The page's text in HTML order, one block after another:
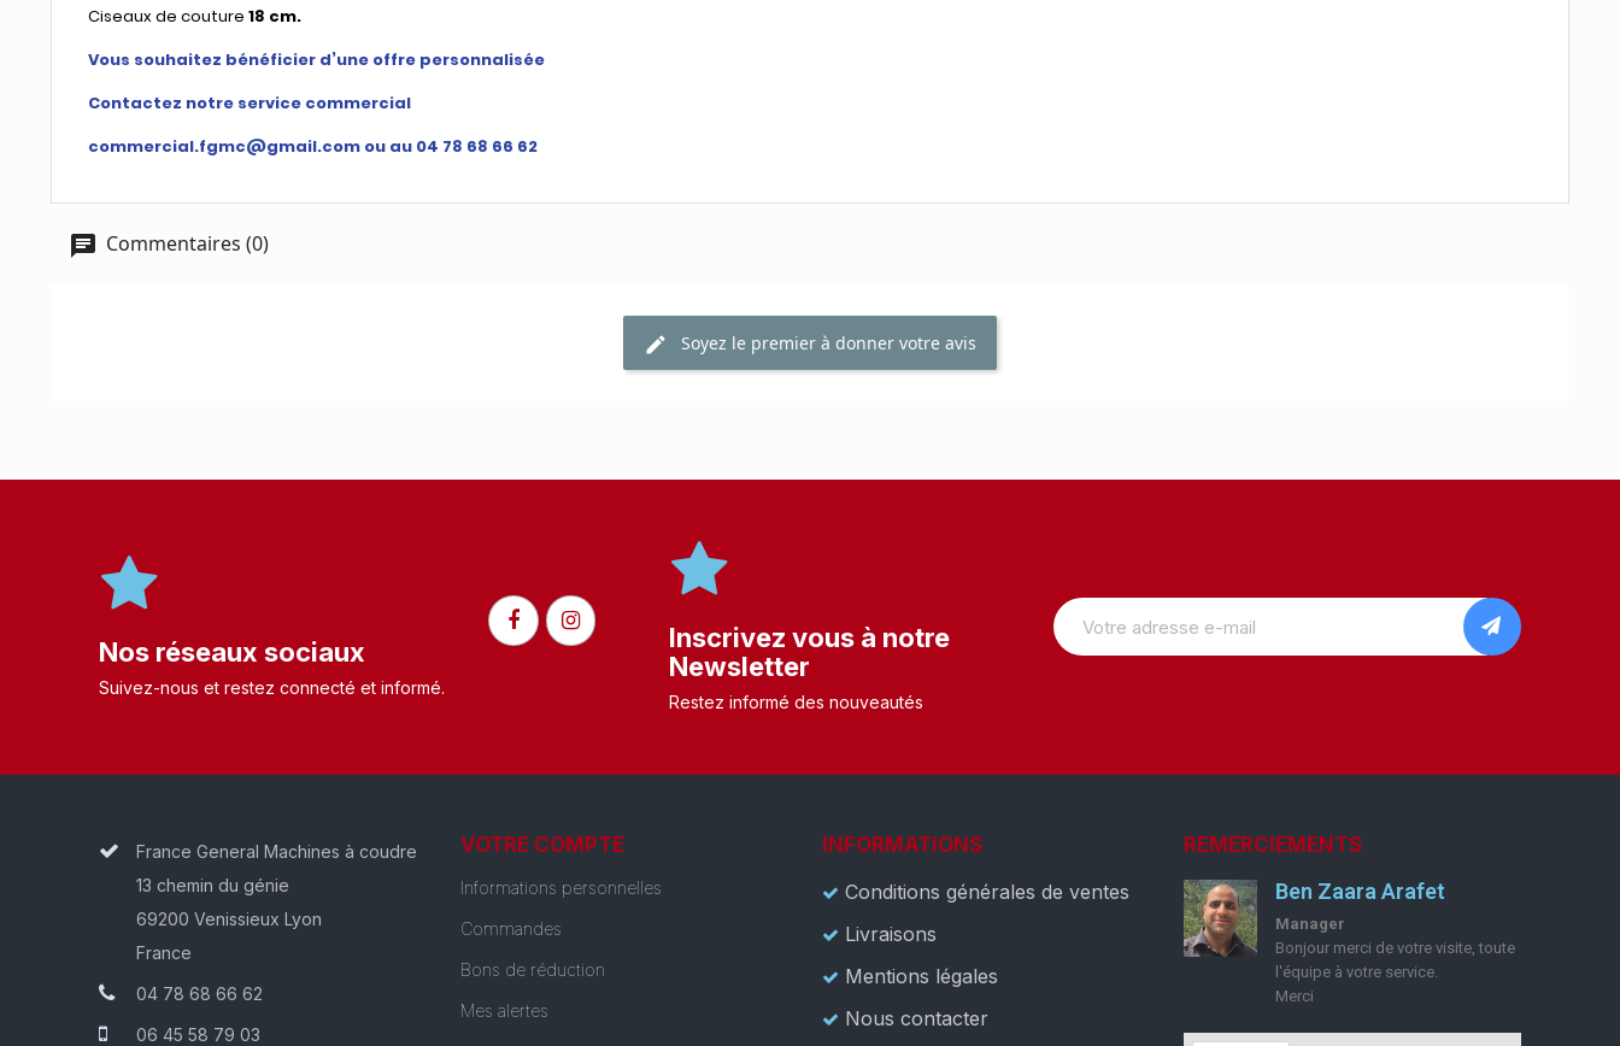
Ciseaux de couture 18 cm.
Vous souhaitez bénéficier d’une offre personnalisée
Contactez notre service commercial
commercial.fgmc@gmail.com ou au 04 78 68 66 62
Commentaires (0)
Soyez le premier à donner votre avis
Nos réseaux sociaux
Suivez-nous et restez connecté et informé.​
Inscrivez vous à notre
Newsletter
Restez informé des nouveautés
France General Machines à coudre
13 chemin du génie
69200 Venissieux Lyon
France
04 78 68 66 62
06 45 58 79 03
VOTRE COMPTE
Informations personnelles
Commandes
Bons de réduction
Mes alertes
INFORMATIONS
Conditions générales de ventes
Livraisons
Mentions légales
Nous contacter
REMERCIEMENTS
Ben Zaara Arafet
Manager
Bonjour merci de votre visite, toute
l'équipe à votre service.
Merci